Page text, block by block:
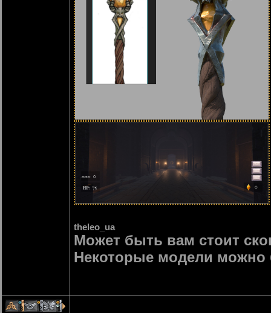
theleo_ua
Может быть вам стоит
Некоторые модели можно
3 2 1